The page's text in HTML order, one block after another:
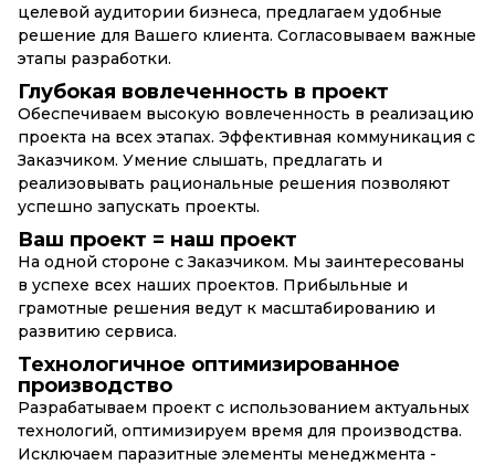
целевой аудитории бизнеса, предлагаем удобные
решение для Вашего клиента. Согласовываем важные
этапы разработки.
Глубокая вовлеченность в проект
Обеспечиваем высокую вовлеченность в реализацию
проекта на всех этапах. Эффективная коммуникация с
Заказчиком. Умение слышать, предлагать и
реализовывать рациональные решения позволяют
успешно запускать проекты.
Ваш проект = наш проект
На одной стороне с Заказчиком. Мы заинтересованы
в успехе всех наших проектов. Прибыльные и
грамотные решения ведут к масштабированию и
развитию сервиса.
Технологичное оптимизированное
производство
Разрабатываем проект с использованием актуальных
технологий, оптимизируем время для производства.
Исключаем паразитные элементы менеджмента -